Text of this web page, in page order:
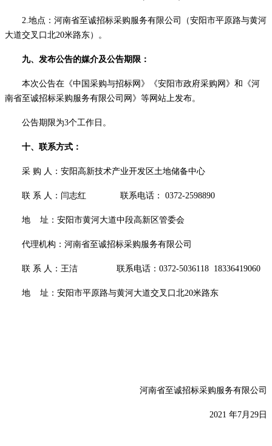
2.地点 ：河南省至诚招标采购服务有限公司（安阳市平原路与黄河
大道交叉口北20米路东）。
九、发布公告的媒介及公告期限：
本次公告在《中国采购与招标网》《安阳市政府采购网》和《河
南省至诚招标采购服务有限公司网》等网站上发布。
公告期限为3个工作日。
十、联系方式：
采 购 人：安阳高新技术产业开发区土地储备中心
联 系 人： 闫志红 联系电话 ： 0372-2598890
地 址：安阳市黄河大道中段高新区管委会
代理机构：河南省至诚招标采购服务有限公司
联 系 人：王洁 联系电话： 0372-5036118 18336419060
地 址：安阳市平原路与黄河大道交叉口北20米路东
河南省至诚招标采购服务有限公司
2021 年7月 29 日